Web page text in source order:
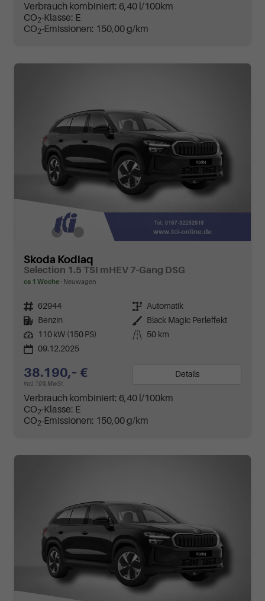
Verbrauch kombiniert: 6,40 l/100km
CO2-Klasse: E
CO2-Emissionen: 150,00 g/km
Skoda Kodiaq
Selection 1.5 TSI mHEV 7-Gang DSG
ca 1 Woche Neuwagen
Fahrzeugnr. 62944 Getriebe Automatik
Kraftstoff
Benzin Außenfarbe
Black Magic Perleffekt
Leistung
110 kW (150 PS) Kilometerstand
50 km
09.12.2025
38.190,– €
incl. 19% MwSt.
Details
Verbrauch kombiniert: 6,40 l/100km
CO2-Klasse: E
CO2-Emissionen: 150,00 g/km